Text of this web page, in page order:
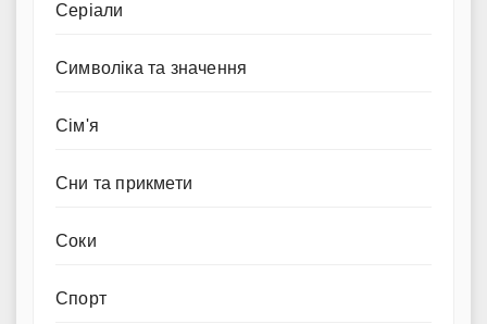
Серіали
Символіка та значення
Сім'я
Сни та прикмети
Соки
Спорт